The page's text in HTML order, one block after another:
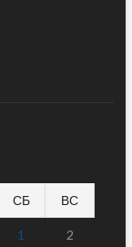
СБ ВС
1 2